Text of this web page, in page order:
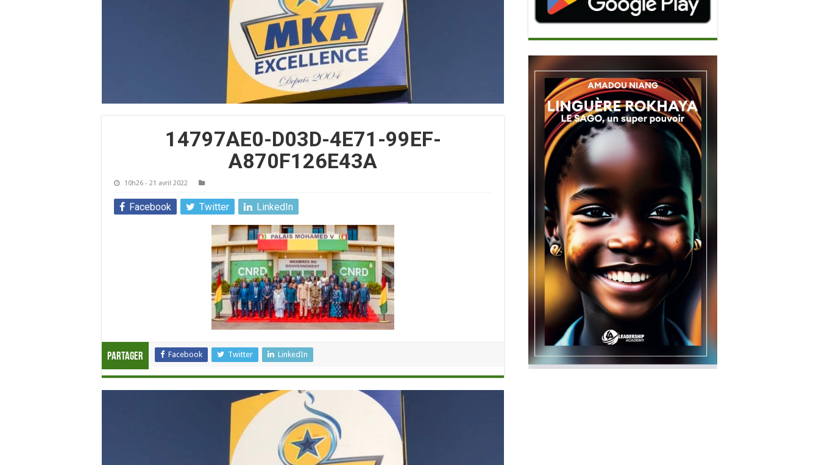
14797AE0-D03D-4E71-99EF-
A870F126E43A
10h26 - 21 avril 2022
Facebook Twitter LinkedIn
Partager Facebook Twitter LinkedIn